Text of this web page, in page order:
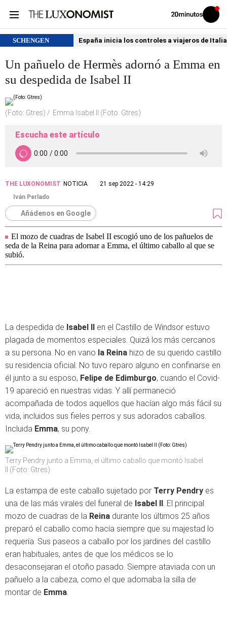
Volver
Iniciar
sesión
SCHENGEN España inicia los controles a viajeros de
Un pañuelo de Hermès adornó a Emma en
su despedida de Isabel II
(Foto: Gtres) Emma Isabel II (Foto: Gtres)
Escucha este artículo
THE LUXONOMIST NOTICIA
21 sep 2022 - 14:29
Iván Perlado
Añádenos en Google
El mozo de cuadras de Isabel II escogió uno de los pañuelos de
seda de la Reina para adornar a Emma, el último caballo al que se
subió.
La despedida de Isabel II en el Castillo de Windsor estuvo
plagada de momentos especiales. Quizá los más cercanos
a su persona. No en vano la Reina hizo de su querido castillo
su residencia oficial. No tuvo reparo alguno en confinarse en
él junto a su esposo, Felipe de Edimburgo, cuando el Covid-
19 apareció en nuestras vidas. Y allí permaneció
acompañada de todos aquellos que hacían algo más fácil su
vida, incluidos sus fieles perros y sus adorados caballos.
Incluida Emma, su pony.
Terry Pendry junto a Emma, el último caballo que montó Isabel
II (Foto: Gtres)
La estampa de este caballo sujetado por Terry Pendry es
una de las más virales del funeral de Isabel II. El principal
mozo de cuadras de la Reina durante los últimos 25 años
preparó el caballo como hacía siempre que su majestad lo
requería. Sus paseos a caballo por los jardines del castillo
eran habituales, antes de que los médicos se lo
desaconsejaran el otoño pasado. Siempre ataviada con un
pañuelo a la cabeza, como el que adornaba la silla de
montar de Emma.